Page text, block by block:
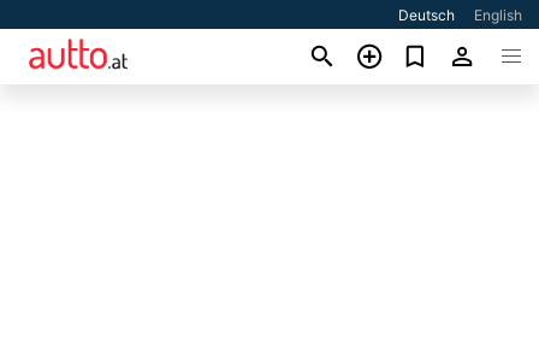
Deutsch English